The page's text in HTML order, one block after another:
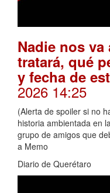
Nadie nos va
tratará, qué
y fecha de
2026 14:25
(Alerta de spoiler si no
historia ambientada en
grupo de amigos que
a Memo
Diario de Querétaro